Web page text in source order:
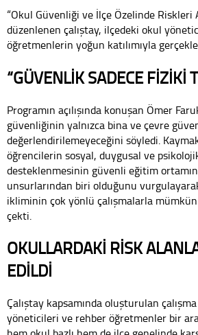
“Okul Güvenliği ve İlçe Özelinde Riskleri
düzenlenen çalıştay, ilçedeki okul
öğretmenlerin yoğun katılımıyla
“GÜVENLİK SADECE FİZİKİ
Programın açılışında konuşan Ömer
güvenliğinin yalnızca bina ve çevre
değerlendirilemeyeceğini söyledi.
öğrencilerin sosyal, duygusal ve
desteklenmesinin güvenli eğitim
unsurlarından biri olduğunu
ikliminin çok yönlü çalışmalarla
çekti.
OKULLARDAKİ RİSK
EDİLDİ
Çalıştay kapsamında oluşturulan
yöneticileri ve rehber öğretmenler bir